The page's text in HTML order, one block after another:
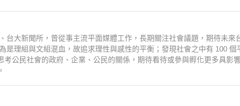
台大新聞所，曾從事主流平面媒體工作，長期關注社會議題，期待未來
是理組與文組混血，故追求理性與感性的平衡；發現社會之中有 100 個
公民社會的政府、企業、公民的關係，期待看待或參與孵化更多具影